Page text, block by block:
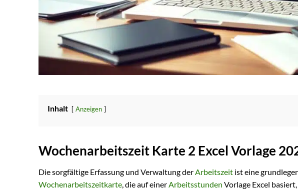
Inhalt Anzeigen
Wochenarbeitszeit Karte 2 Excel Vorlage
Die sorgfältige Erfassung und Verwaltung der Arbeitszeit ist eine
Wochenarbeitszeitkarte , die auf einer Arbeitsstunden Vorlage Excel